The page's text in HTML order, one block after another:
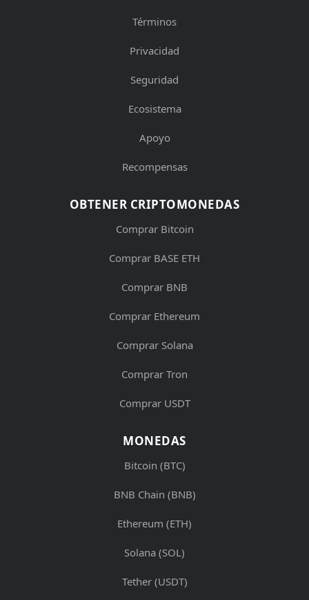
Términos
Privacidad
Seguridad
Ecosistema
Apoyo
Recompensas
OBTENER CRIPTOMONEDAS
Comprar Bitcoin
Comprar BASE ETH
Comprar BNB
Comprar Ethereum
Comprar Solana
Comprar Tron
Comprar USDT
MONEDAS
Bitcoin (BTC)
BNB Chain (BNB)
Ethereum (ETH)
Solana (SOL)
Tether (USDT)